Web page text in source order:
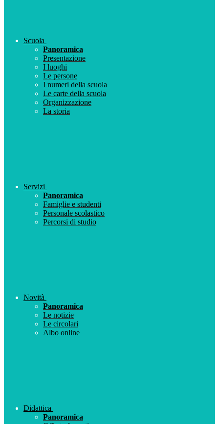
Scuola
Panoramica
Presentazione
I luoghi
Le persone
I numeri della scuola
Le carte della scuola
Organizzazione
La storia
Servizi
Panoramica
Famiglie e studenti
Personale scolastico
Percorsi di studio
Novità
Panoramica
Le notizie
Le circolari
Albo online
Didattica
Panoramica